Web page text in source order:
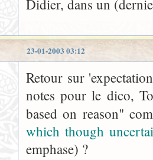
Didier, dans un
23-01-2003 03:12
Retour sur
notes pour le dico,
based on reason"
which though
emphase) ?